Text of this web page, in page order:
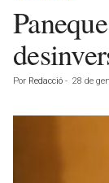
Por Redacció - 28 de